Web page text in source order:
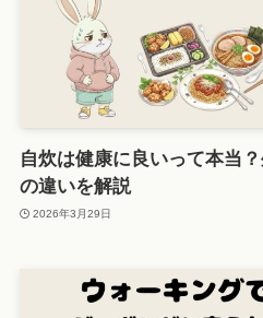
自炊は健康に良いって本当
の違いを解説
2026年3月29日